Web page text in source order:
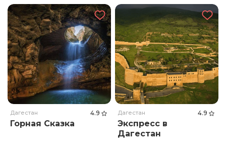
Дагестан 4.9
Горная Сказка
Дагестан 4.9
Экспресс в
Дагестан